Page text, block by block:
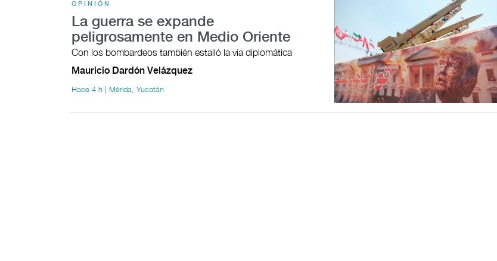
OPINIÓN
La guerra se expande
peligrosamente en Medio Oriente
Con los bombardeos también estalló la vía diplomática
Mauricio Dardón Velázquez
Hace 4 h | Mérida, Yucatán